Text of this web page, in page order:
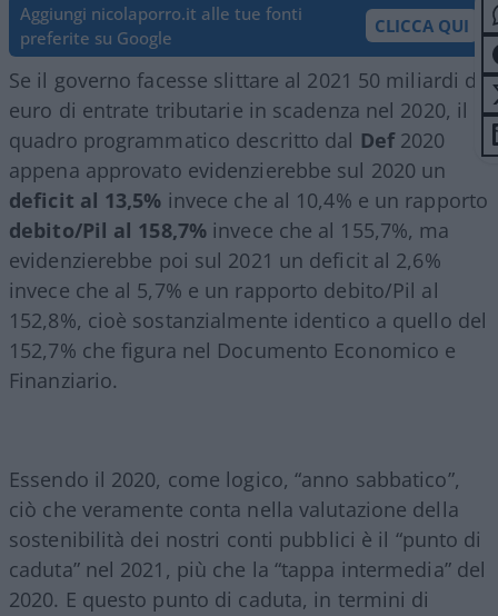
Aggiungi nicolaporro.it alle tue fonti
preferite su Google
CLICCA QUI
Se il governo facesse slittare al 2021 50 miliardi di
euro di entrate tributarie in scadenza nel 2020, il
quadro programmatico descritto dal Def2020
appena approvato evidenzierebbe sul 2020 un
deficit al 13,5% invece che al 10,4% e un rapporto
debito/Pil al 158,7% invece che al 155,7%, ma
evidenzierebbe poi sul 2021 un deficit al 2,6%
invece che al 5,7% e un rapporto debito/Pil al
152,8%, cioè sostanzialmente identico a quello del
152,7% che figura nel Documento Economico e
Finanziario.
Essendo il 2020, come logico, “anno sabbatico”,
ciò che veramente conta nella valutazione della
sostenibilità dei nostri conti pubblici è il “punto di
caduta” nel 2021, più che la “tappa intermedia” del
2020. E questo punto di caduta, in termini di